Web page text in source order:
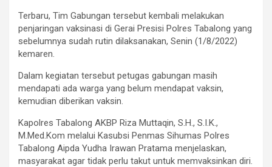
Terbaru, Tim Gabungan tersebut kembali melakukan
penjaringan vaksinasi di Gerai Presisi Polres Tabalong yang
sebelumnya sudah rutin dilaksanakan, Senin (1/8/2022)
kemaren.
Dalam kegiatan tersebut petugas gabungan masih
mendapati ada warga yang belum mendapat vaksin,
kemudian diberikan vaksin.
Kapolres Tabalong AKBP Riza Muttaqin, S.H., S.I.K.,
M.Med.Kom melalui Kasubsi Penmas Sihumas Polres
Tabalong Aipda Yudha Irawan Pratama menjelaskan,
masyarakat agar tidak perlu takut untuk memvaksinkan diri.